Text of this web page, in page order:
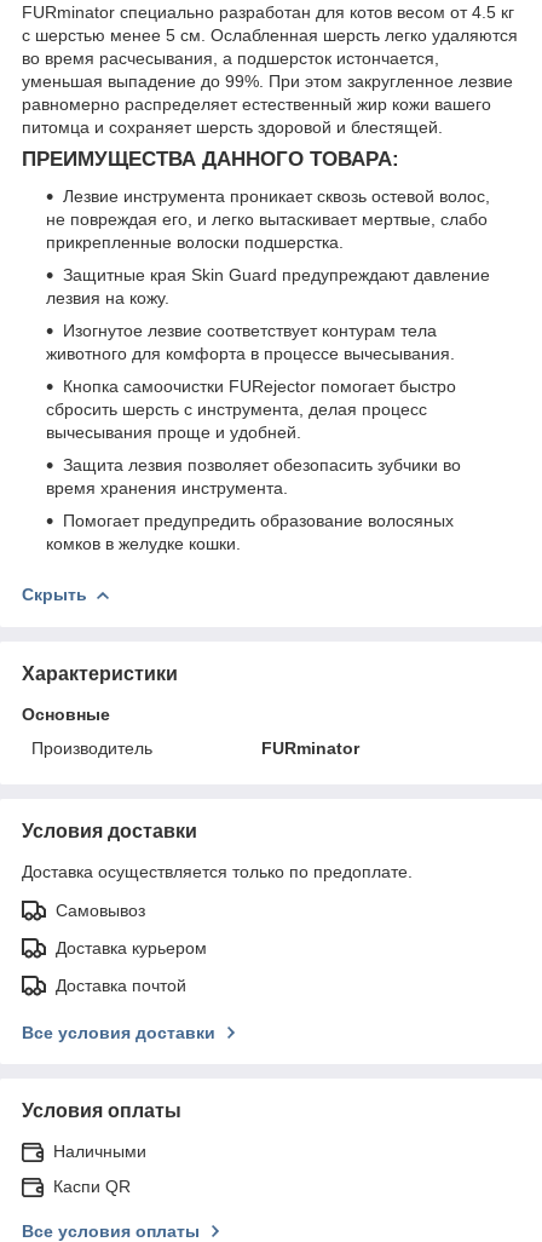
FURminator специально разработан для котов весом от 4.5 кг
с шерстью менее 5 см. Ослабленная шерсть легко удаляются
во время расчесывания, а подшерсток истончается,
уменьшая выпадение до 99%. При этом закругленное лезвие
равномерно распределяет естественный жир кожи вашего
питомца и сохраняет шерсть здоровой и блестящей.
ПРЕИМУЩЕСТВА ДАННОГО ТОВАРА:
Лезвие инструмента проникает сквозь остевой волос,
не повреждая его, и легко вытаскивает мертвые, слабо
прикрепленные волоски подшерстка.
Защитные края Skin Guard предупреждают давление
лезвия на кожу.
Изогнутое лезвие соответствует контурам тела
животного для комфорта в процессе вычесывания.
Кнопка самоочистки FURejector помогает быстро
сбросить шерсть с инструмента, делая процесс
вычесывания проще и удобней.
Защита лезвия позволяет обезопасить зубчики во
время хранения инструмента.
Помогает предупредить образование волосяных
комков в желудке кошки.
Скрыть
Характеристики
Основные
Производитель
FURminator
Условия доставки
Доставка осуществляется только по предоплате.
Самовывоз
Доставка курьером
Доставка почтой
Все условия доставки
Условия оплаты
Наличными
Каспи QR
Все условия оплаты